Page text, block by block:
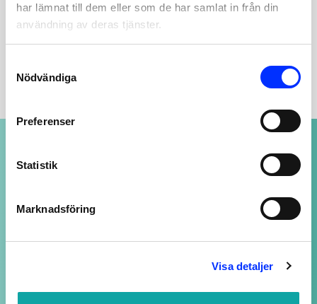
har lämnat till dem eller som de har samlat in från din
användning av deras tjänster.
Selection
Nödvändiga
Preferenser
Statistik
Marknadsföring
Visa detaljer
BESKRIVNING
SUPPORT ALLTID ÖPPEN